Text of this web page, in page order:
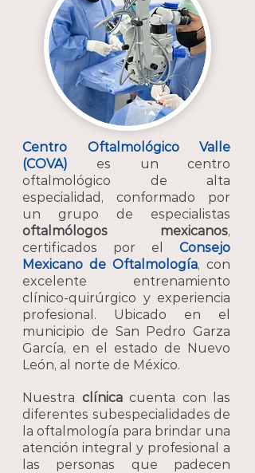
Centro Oftalmológico Valle
(COVA) es un centro
oftalmológico de alta
especialidad, conformado por
un grupo de especialistas
oftalmólogos mexicanos,
certificados por el Consejo
Mexicano de Oftalmología, con
excelente entrenamiento
clínico-quirúrgico y experiencia
profesional. Ubicado en el
municipio de San Pedro Garza
García, en el estado de Nuevo
León, al norte de México.
Nuestra clínicacuenta con las
diferentes subespecialidades de
la oftalmología para brindar una
atención integral y profesional a
las personas que padecen